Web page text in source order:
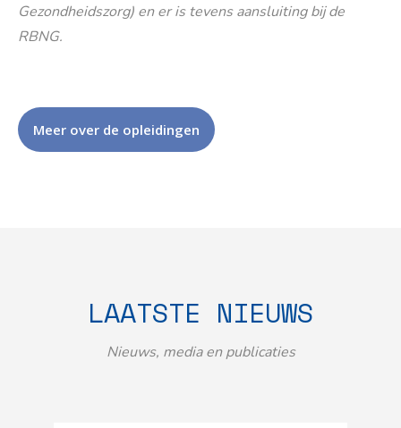
Gezondheidszorg) en er is tevens aansluiting bij de
RBNG.
Meer over de opleidingen
LAATSTE NIEUWS
Nieuws, media en publicaties